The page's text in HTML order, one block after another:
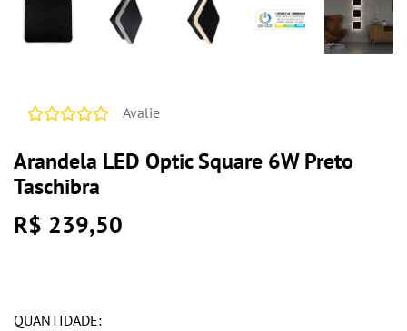
Avalie
Arandela LED Optic Square 6W Preto
Taschibra
R$ 239,50
QUANTIDADE: